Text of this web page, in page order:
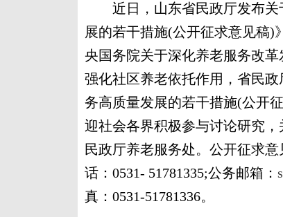
近日，山东省民政厅发布关
展的若干措施(公开征求意见稿)
央国务院关于深化养老服务改
强化社区养老依托作用，省民
务高质量发展的若干措施(公开
迎社会各界积极参与讨论研究
民政厅养老服务处。公开征求
话：0531- 51781335;公务邮箱：
真：0531-51781336。